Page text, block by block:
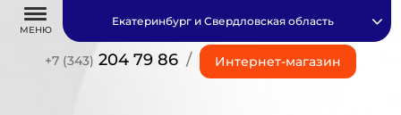
МЕНЮ
+7 (343) 204 79 86 / Интернет-магазин
Екатеринбург и Свердловская область